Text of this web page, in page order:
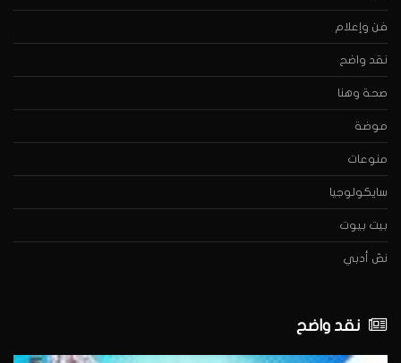
فن وإعلام
نقد واضح
صحة وهنا
موضة
منوعات
سايكولوجيا
بيت بيوت
نصّ أدبي
نقد واضح